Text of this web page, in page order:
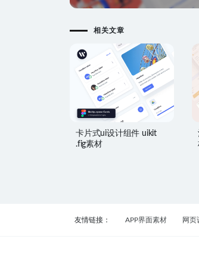
相关文章
卡片式ui设计组件 uikit
.fig素材
友情链接： APP界面素材 网页